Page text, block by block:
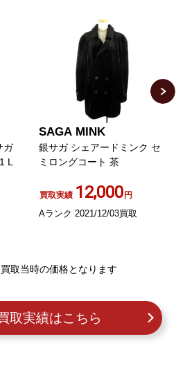
ガ
L
SAGA MINK
銀サガ シェアードミンク セ
ミロングコート 茶
買取実績 12,000円
Aランク 2021/12/03買取
取当時の価格となります
取実績はこちら